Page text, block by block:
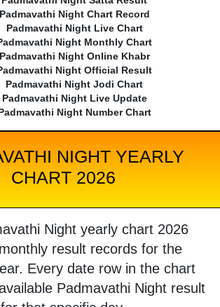
Padmavathi Night Chart Record
Padmavathi Night Live Chart
Night Monthly Chart
Padmavathi Night Online Khabr
Night Official Result
Padmavathi Night Jodi Chart
Padmavathi Night Live Update
Night Number Chart
NIGHT YEARLY
CHART 2026
Night yearly chart 2026
result records for the
Every date row in the chart
Padmavathi Night result